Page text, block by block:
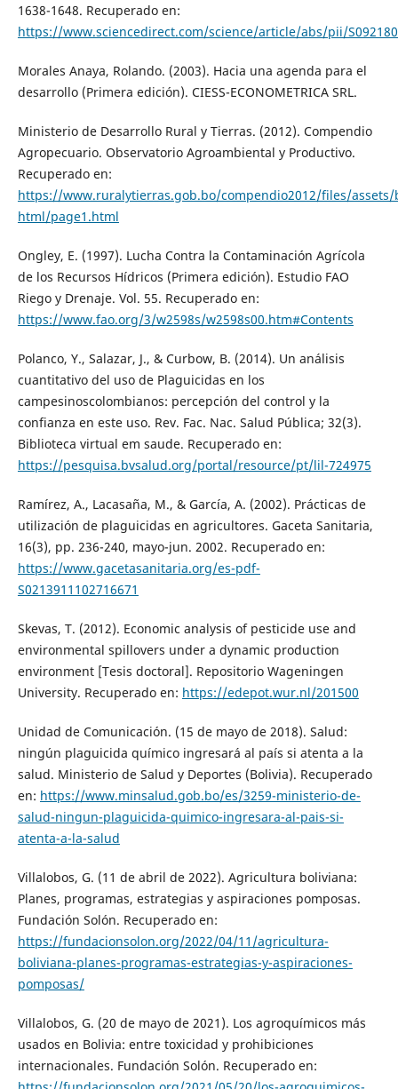
1638-1648. Recuperado en:
https://www.sciencedirect.com/science/article/abs/pii/
Morales Anaya, Rolando. (2003). Hacia una agenda para el
desarrollo (Primera edición). CIESS-ECONOMETRICA SRL.
Ministerio de Desarrollo Rural y Tierras. (2012). Compendio
Agropecuario. Observatorio Agroambiental y Productivo.
Recuperado en:
https://www.ruralytierras.gob.bo/compendio2012/files/assets/
html/page1.html
Ongley, E. (1997). Lucha Contra la Contaminación Agrícola
de los Recursos Hídricos (Primera edición). Estudio FAO
Riego y Drenaje. Vol. 55. Recuperado en:
https://www.fao.org/3/w2598s/w2598s00.htm#Contents
Polanco, Y., Salazar, J., & Curbow, B. (2014). Un análisis
cuantitativo del uso de Plaguicidas en los
campesinoscolombianos: percepción del control y la
confianza en este uso. Rev. Fac. Nac. Salud Pública; 32(3).
Biblioteca virtual em saude. Recuperado en:
https://pesquisa.bvsalud.org/portal/resource/pt/lil-724975
Ramírez, A., Lacasaña, M., & García, A. (2002). Prácticas de
utilización de plaguicidas en agricultores. Gaceta Sanitaria,
16(3), pp. 236-240, mayo-jun. 2002. Recuperado en:
https://www.gacetasanitaria.org/es-pdf-
S0213911102716671
Skevas, T. (2012). Economic analysis of pesticide use and
environmental spillovers under a dynamic production
environment [Tesis doctoral]. Repositorio Wageningen
University. Recuperado en: https://edepot.wur.nl/201500
Unidad de Comunicación. (15 de mayo de 2018). Salud:
ningún plaguicida químico ingresará al país si atenta a la
salud. Ministerio de Salud y Deportes (Bolivia). Recuperado
en: https://www.minsalud.gob.bo/es/3259-ministerio-de-
salud-ningun-plaguicida-quimico-ingresara-al-pais-si-
atenta-a-la-salud
Villalobos, G. (11 de abril de 2022). Agricultura boliviana:
Planes, programas, estrategias y aspiraciones pomposas.
Fundación Solón. Recuperado en:
https://fundacionsolon.org/2022/04/11/agricultura-
boliviana-planes-programas-estrategias-y-aspiraciones-
pomposas/
Villalobos, G. (20 de mayo de 2021). Los agroquímicos más
usados en Bolivia: entre toxicidad y prohibiciones
internacionales. Fundación Solón. Recuperado en: